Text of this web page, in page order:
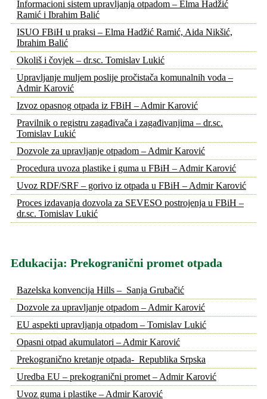
Informacioni sistem upravljanja otpadom – Elma Hadžić
Ramić i Ibrahim Balić
ISUO FBiH u praksi – Elma Hadžić Ramić, Aida Nikšić,
Ibrahim Balić
Okoliš i čovjek – dr.sc. Tomislav Lukić
Upravljanje muljem poslije pročistača komunalnih voda –
Admir Karović
Izvoz opasnog otpada iz FBiH – Admir Karović
Pravilnik o registru zagađivača i zagađivanjima – dr.sc.
Tomislav Lukić
Dozvole za upravljanje otpadom – Admir Karović
Procedura uvoza plastike i guma u FBiH – Admir Karović
Uvoz RDF/SRF – gorivo iz otpada u FBiH – Admir Karović
Proces izdavanja dozvola za SEVESO postrojenja u FBiH –
dr.sc. Tomislav Lukić
Edukacija: Prekogranični promet otpada
Bazelska konvencija Hills – Sanja Grubačić
Dozvole za upravljanje otpadom – Admir Karović
EU aspekti upravljanja otpadom – Tomislav Lukić
Opasni otpad akumulatori – Admir Karović
Prekogranično kretanje otpada- Republika Srpska
Uredba EU – prekogranični promet – Admir Karović
Uvoz guma i plastike – Admir Karović